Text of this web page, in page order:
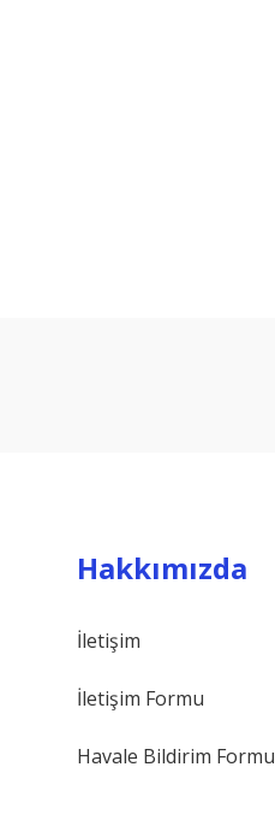
Hakkımızda
İletişim
İletişim Formu
Havale Bildirim Formu